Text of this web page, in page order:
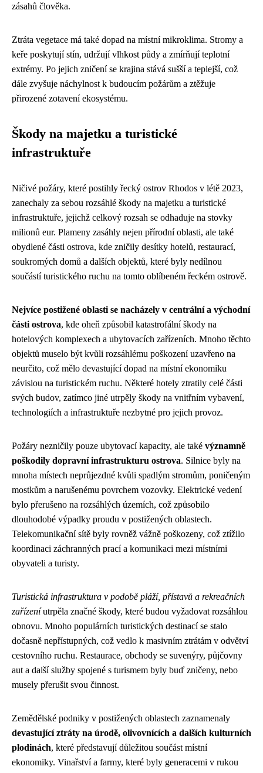
zásahů člověka.
Ztráta vegetace má také dopad na místní mikroklima. Stromy a
keře poskytují stín, udržují vlhkost půdy a zmírňují teplotní
extrémy. Po jejich zničení se krajina stává sušší a teplejší, což
dále zvyšuje náchylnost k budoucím požárům a ztěžuje
přirozené zotavení ekosystému.
Škody na majetku a turistické
infrastruktuře
Ničivé požáry, které postihly řecký ostrov Rhodos v létě 2023,
zanechaly za sebou rozsáhlé škody na majetku a turistické
infrastruktuře, jejichž celkový rozsah se odhaduje na stovky
milionů eur. Plameny zasáhly nejen přírodní oblasti, ale také
obydlené části ostrova, kde zničily desítky hotelů, restaurací,
soukromých domů a dalších objektů, které byly nedílnou
součástí turistického ruchu na tomto oblíbeném řeckém ostrově.
Nejvíce postižené oblasti se nacházely v centrální a východní
části ostrova, kde oheň způsobil katastrofální škody na
hotelových komplexech a ubytovacích zařízeních. Mnoho těchto
objektů muselo být kvůli rozsáhlému poškození uzavřeno na
neurčito, což mělo devastující dopad na místní ekonomiku
závislou na turistickém ruchu. Některé hotely ztratily celé části
svých budov, zatímco jiné utrpěly škody na vnitřním vybavení,
technologiích a infrastruktuře nezbytné pro jejich provoz.
Požáry nezničily pouze ubytovací kapacity, ale také významně
poškodily dopravní infrastrukturu ostrova. Silnice byly na
mnoha místech neprůjezdné kvůli spadlým stromům, poničeným
mostkům a narušenému povrchem vozovky. Elektrické vedení
bylo přerušeno na rozsáhlých územích, což způsobilo
dlouhodobé výpadky proudu v postižených oblastech.
Telekomunikační sítě byly rovněž vážně poškozeny, což ztížilo
koordinaci záchranných prací a komunikaci mezi místními
obyvateli a turisty.
Turistická infrastruktura v podobě pláží, přístavů a rekreačních
zařízeníutrpěla značné škody, které budou vyžadovat rozsáhlou
obnovu. Mnoho populárních turistických destinací se stalo
dočasně nepřístupných, což vedlo k masivním ztrátám v odvětví
cestovního ruchu. Restaurace, obchody se suvenýry, půjčovny
aut a další služby spojené s turismem byly buď zničeny, nebo
musely přerušit svou činnost.
Zemědělské podniky v postižených oblastech zaznamenaly
devastující ztráty na úrodě, olivovnících a dalších kulturních
plodinách, které představují důležitou součást místní
ekonomiky. Vinařství a farmy, které byly generacemi v rukou